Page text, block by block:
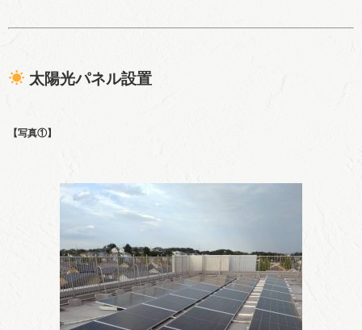
太陽光パネル設置
【写真①】